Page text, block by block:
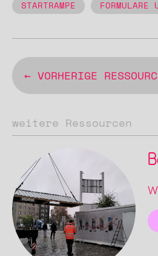
STARTRAMPE FORMULARE
← VORHERIGE
weitere Ressourcen